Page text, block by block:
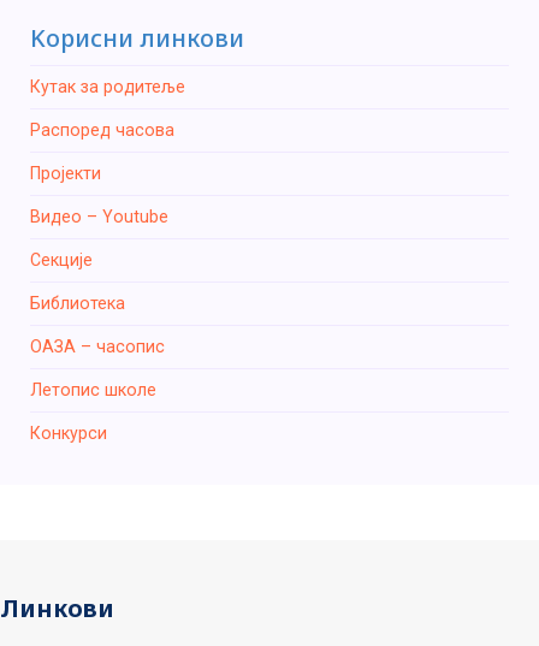
Kорисни линкови
Кутак за родитеље
Распоред часова
Пројекти
Видео – Youtube
Секције
Библиотека
ОАЗА – часопис
Летопис школе
Конкурси
Линкови